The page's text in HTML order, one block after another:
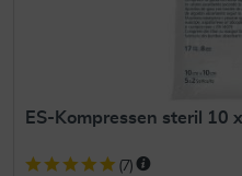
ES-Kompressen steril 10
(7)